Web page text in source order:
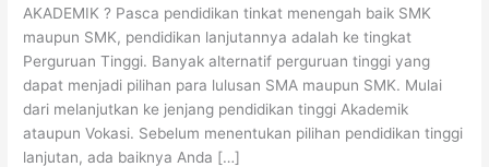
AKADEMIK ? Pasca pendidikan tinkat menengah baik SMK
maupun SMK, pendidikan lanjutannya adalah ke tingkat
Perguruan Tinggi. Banyak alternatif perguruan tinggi yang
dapat menjadi pilihan para lulusan SMA maupun SMK. Mulai
dari melanjutkan ke jenjang pendidikan tinggi Akademik
ataupun Vokasi. Sebelum menentukan pilihan pendidikan tinggi
lanjutan, ada baiknya Anda […]